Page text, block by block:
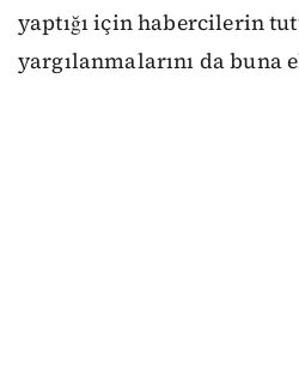
yaptığı için habercilerin
yargılanmalarını da buna